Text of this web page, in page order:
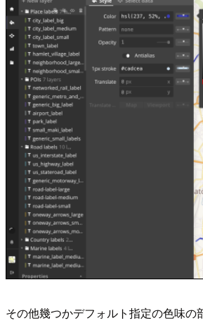
その他幾つかデフォルト指定の色味の